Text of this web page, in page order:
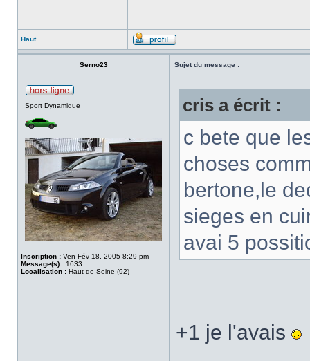
Haut
Serno23 Sujet du message :
Sport Dynamique
Inscription : Ven Fév 18, 2005 8:29 pm
Message(s) : 1633
Localisation : Haut de Seine (92)
cris a écrit :
c bete que
choses
bertone,le
sieges en
avai 5
+1 je l'avais